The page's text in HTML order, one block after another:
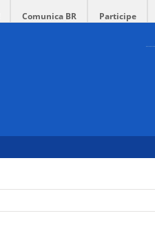
Comunica BR Participe